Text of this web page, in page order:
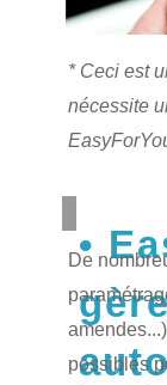
* Ceci est
nécessite
De
possibles